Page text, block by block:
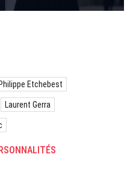
Philippe Etchebest
Laurent Gerra